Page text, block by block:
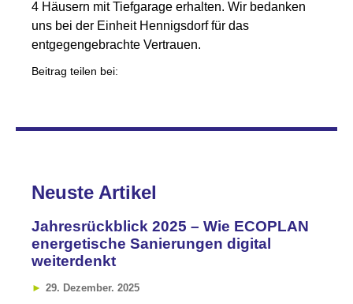
4 Häusern mit Tiefgarage erhalten. Wir bedanken
uns bei der Einheit Hennigsdorf für das
entgegengebrachte Vertrauen.
Beitrag teilen bei:
Neuste Artikel
Jahresrückblick 2025 – Wie ECOPLAN
energetische Sanierungen digital
weiterdenkt
29. Dezember. 2025